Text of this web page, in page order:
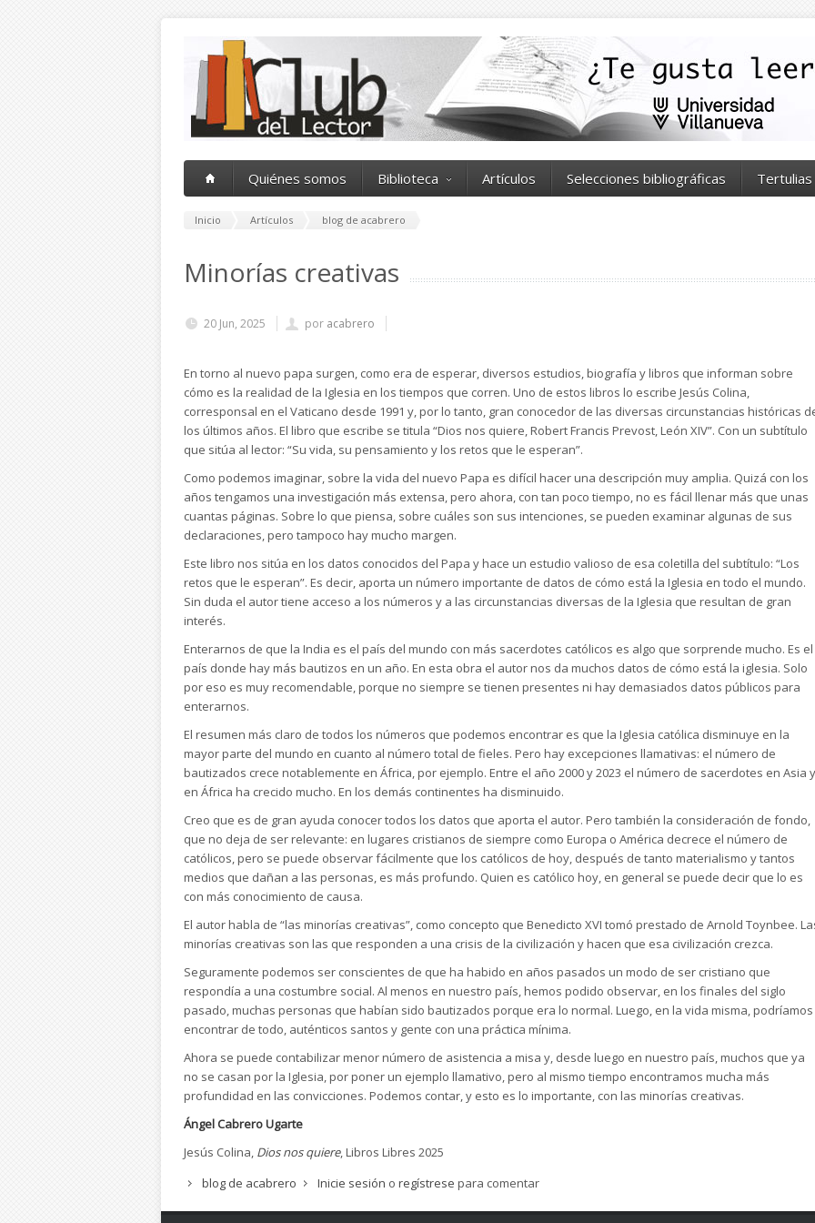
Quiénes somos Biblioteca Artículos Selecciones bibliográficas Tertulias
Inicio Artículos blog de acabrero
Minorías creativas
20 Jun, 2025 por acabrero
En torno al nuevo papa surgen, como era de esperar, diversos estudios, biografía y libros que informan sobre
cómo es la realidad de la Iglesia en los tiempos que corren. Uno de estos libros lo escribe Jesús Colina,
corresponsal en el Vaticano desde 1991 y, por lo tanto, gran conocedor de las diversas circunstancias históricas
los últimos años. El libro que escribe se titula “Dios nos quiere, Robert Francis Prevost, León XIV”. Con un subtítulo
que sitúa al lector: “Su vida, su pensamiento y los retos que le esperan”.
Como podemos imaginar, sobre la vida del nuevo Papa es difícil hacer una descripción muy amplia. Quizá con los
años tengamos una investigación más extensa, pero ahora, con tan poco tiempo, no es fácil llenar más que unas
cuantas páginas. Sobre lo que piensa, sobre cuáles son sus intenciones, se pueden examinar algunas de sus
declaraciones, pero tampoco hay mucho margen.
Este libro nos sitúa en los datos conocidos del Papa y hace un estudio valioso de esa coletilla del subtítulo: “Los
retos que le esperan”. Es decir, aporta un número importante de datos de cómo está la Iglesia en todo el mundo.
Sin duda el autor tiene acceso a los números y a las circunstancias diversas de la Iglesia que resultan de gran
interés.
Enterarnos de que la India es el país del mundo con más sacerdotes católicos es algo que sorprende mucho. Es el
país donde hay más bautizos en un año. En esta obra el autor nos da muchos datos de cómo está la iglesia. Solo
por eso es muy recomendable, porque no siempre se tienen presentes ni hay demasiados datos públicos para
enterarnos.
El resumen más claro de todos los números que podemos encontrar es que la Iglesia católica disminuye en la
mayor parte del mundo en cuanto al número total de fieles. Pero hay excepciones llamativas: el número de
bautizados crece notablemente en África, por ejemplo. Entre el año 2000 y 2023 el número de sacerdotes en Asia y
en África ha crecido mucho. En los demás continentes ha disminuido.
Creo que es de gran ayuda conocer todos los datos que aporta el autor. Pero también la consideración de fondo,
que no deja de ser relevante: en lugares cristianos de siempre como Europa o América decrece el número de
católicos, pero se puede observar fácilmente que los católicos de hoy, después de tanto materialismo y tantos
medios que dañan a las personas, es más profundo. Quien es católico hoy, en general se puede decir que lo es
con más conocimiento de causa.
El autor habla de “las minorías creativas”, como concepto que Benedicto XVI tomó prestado de Arnold Toynbee.
minorías creativas son las que responden a una crisis de la civilización y hacen que esa civilización crezca.
Seguramente podemos ser conscientes de que ha habido en años pasados un modo de ser cristiano que
respondía a una costumbre social. Al menos en nuestro país, hemos podido observar, en los finales del siglo
pasado, muchas personas que habían sido bautizados porque era lo normal. Luego, en la vida misma, podríamos
encontrar de todo, auténticos santos y gente con una práctica mínima.
Ahora se puede contabilizar menor número de asistencia a misa y, desde luego en nuestro país, muchos que ya
no se casan por la Iglesia, por poner un ejemplo llamativo, pero al mismo tiempo encontramos mucha más
profundidad en las convicciones. Podemos contar, y esto es lo importante, con las minorías creativas.
Ángel Cabrero Ugarte
Jesús Colina, Dios nos quiere, Libros Libres 2025
blog de acabrero
Inicie sesión o regístrese para comentar